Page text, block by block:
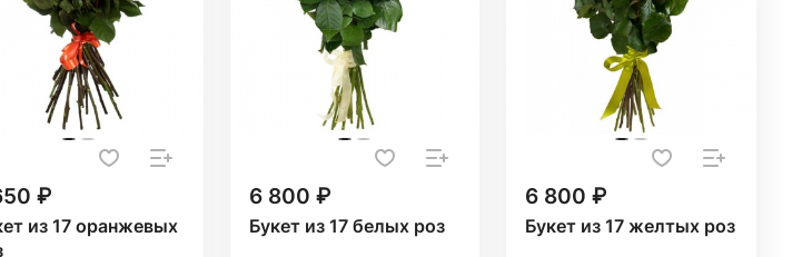
₽
из 17 оранжевых
6 800 ₽
Букет из 17 белых роз
6 800 ₽
Букет из 17 желтых роз